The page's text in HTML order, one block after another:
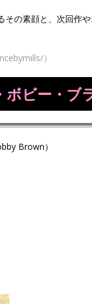
の素顔と、次回作
）
ボビー・ブ
Brown）